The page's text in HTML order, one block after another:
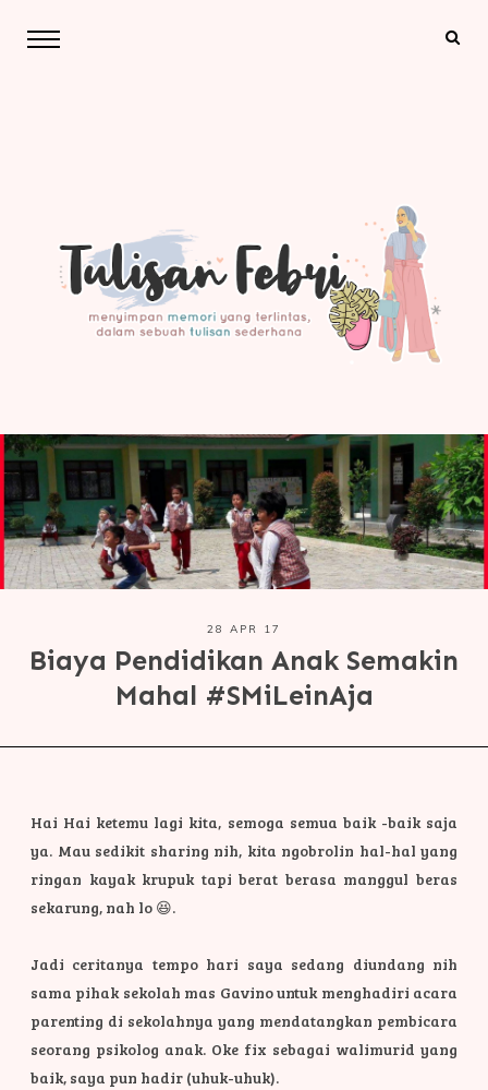
28 APR 17
Biaya Pendidikan Anak Semakin
Mahal #SMiLeinAja
Hai Hai ketemu lagi kita, semoga semua baik -baik saja
ya. Mau sedikit sharing nih, kita ngobrolin hal-hal yang
ringan kayak krupuk tapi berat berasa manggul beras
sekarung, nah lo 😆.
Jadi ceritanya tempo hari saya sedang diundang nih
sama pihak sekolah mas Gavino untuk menghadiri acara
parenting di sekolahnya yang mendatangkan pembicara
seorang psikolog anak. Oke fix sebagai walimurid yang
baik, saya pun hadir (uhuk-uhuk).